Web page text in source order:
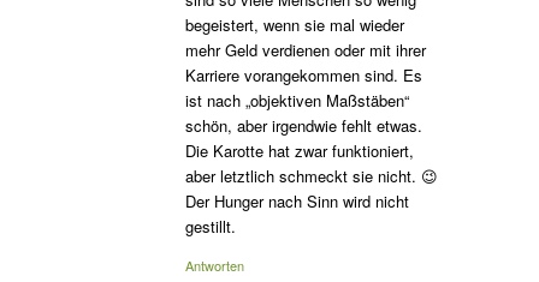
begeistert, wenn sie mal wieder
mehr Geld verdienen oder mit ihrer
Karriere vorangekommen sind. Es
ist nach „objektiven Maßstäben“
schön, aber irgendwie fehlt etwas.
Die Karotte hat zwar funktioniert,
aber letztlich schmeckt sie nicht. 😉
Der Hunger nach Sinn wird nicht
gestillt.
Antworten